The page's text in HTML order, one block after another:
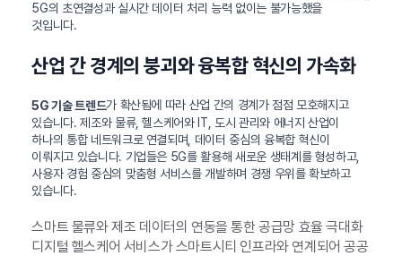
5G의 초연결성과 실시간 데이터 처리 능력 없이는 불가능했을
것입니다.
산업 간 경계의 붕괴와 융복합 혁신의 가속화
5G 기술 트렌드가 확산됨에 따라 산업 간의 경계가 점점 모호해지고
있습니다. 제조와 물류, 헬스케어와 IT, 도시 관리와 에너지 산업이
하나의 통합 네트워크로 연결되며, 데이터 중심의 융복합 혁신이
이뤄지고 있습니다. 기업들은 5G를 활용해 새로운 생태계를 형성하고,
사용자 경험 중심의 맞춤형 서비스를 개발하며 경쟁 우위를 확보하고
있습니다.
스마트 물류와 제조 데이터의 연동을 통한 공급망 효율 극대화
디지털 헬스케어 서비스가 스마트시티 인프라와 연계되어 공공